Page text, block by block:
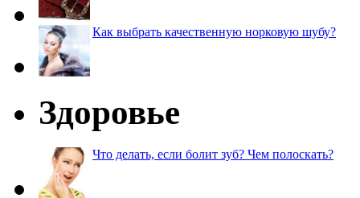
Как выбрать качественную норковую шубу?
Здоровье
Что делать, если болит зуб? Чем полоскать?